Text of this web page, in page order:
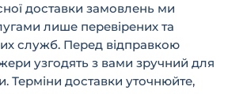
доставки замовлень ми
лише перевірених та
служб. Перед відправкою
узгодять з вами зручний для
Терміни доставки уточнюйте,